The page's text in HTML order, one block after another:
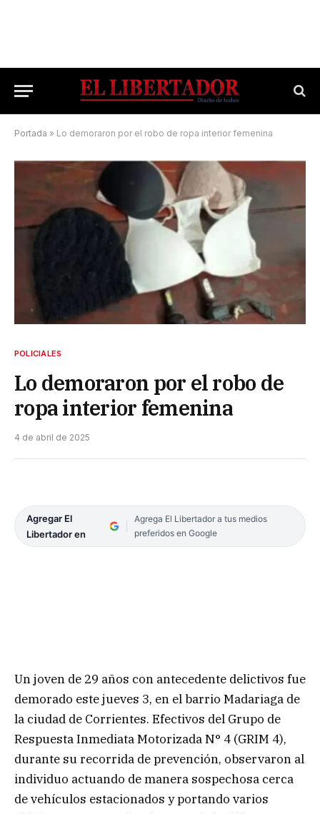
Portada » Lo demoraron por el robo de ropa interior femenina
POLICIALES
Lo demoraron por el robo de
ropa interior femenina
4 de abril de 2025
Agregar El
Libertador en
Agrega El Libertador a tus medios
preferidos en Google
Un joven de 29 años con antecedente delictivos fue
demorado este jueves 3, en el barrio Madariaga de
la ciudad de Corrientes. Efectivos del Grupo de
Respuesta Inmediata Motorizada N° 4 (GRIM 4),
durante su recorrida de prevención, observaron al
individuo actuando de manera sospechosa cerca
de vehículos estacionados y portando varios